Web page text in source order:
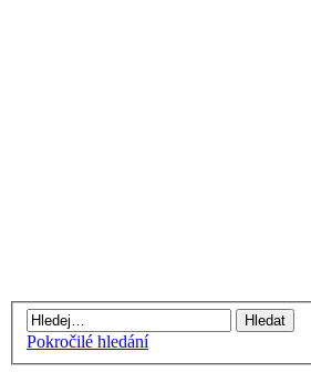
Pokročilé hledání